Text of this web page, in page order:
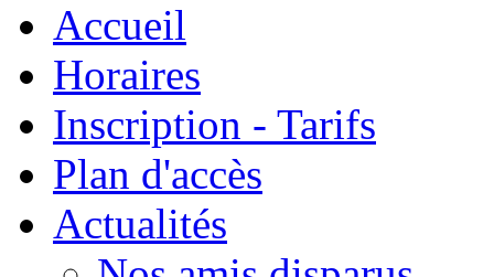
Accueil
Horaires
Inscription - Tarifs
Plan d'accès
Actualités